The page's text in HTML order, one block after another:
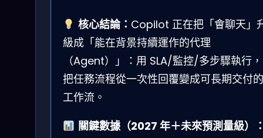
核心結論： Copilot 正在把「會聊天」
級成「能在背景持續運作的代理
（Agent）」：用 SLA/監控/多步驟執行，
把任務流程從一次性回覆變成可長期交付的
工作流。
關鍵數據（2027 年＋未來預測量級）